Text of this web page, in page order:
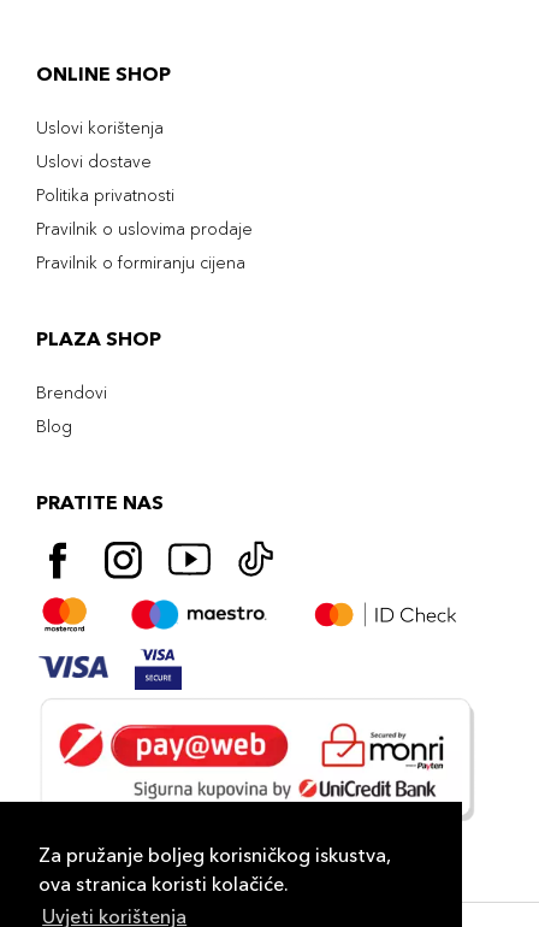
Za pružanje boljeg korisničkog iskustva,
ova stranica koristi kolačiće.
Uvjeti korištenja
ONLINE SHOP
Uslovi korištenja
Uslovi dostave
Politika privatnosti
Pravilnik o uslovima prodaje
Pravilnik o formiranju cijena
PLAZA SHOP
Brendovi
Blog
PRATITE NAS